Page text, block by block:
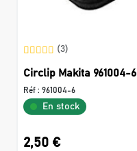
(3)
Circlip Makita 961004-6
Réf : 961004-6
En stock
2,50 €